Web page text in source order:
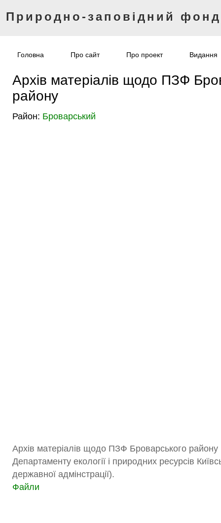
Природно-заповідний
Головна Про сайт Про проект Видання
Архів матеріалів щодо ПЗФ
району
Район: Броварський
Архів матеріалів щодо ПЗФ Броварського району
Департаменту екології і природних ресурсів
державної адмінстрації).
Файли